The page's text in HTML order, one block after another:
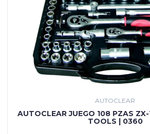
AUTOCLEAR
AUTOCLEAR JUEGO 108 PZAS
TOOLS | 0360